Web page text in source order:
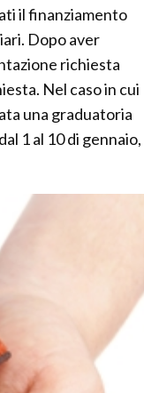
il finanziamento
Dopo aver
richiesta
Nel caso in cui
una graduatoria
1 al 10 di gennaio,